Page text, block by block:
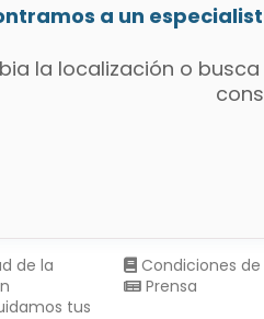
a un
la localización o
de la
tus
Condiciones de
Prensa